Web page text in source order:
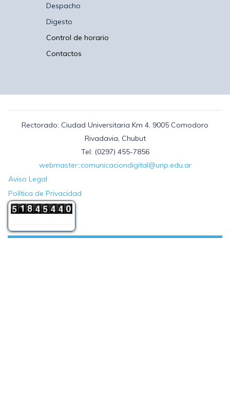
Despacho
Digesto
Control de horario
Contactos
Rectorado: Ciudad Universitaria Km 4, 9005 Comodoro
Rivadavia, Chubut
Tel: (0297) 455-7856
webmaster::comunicaciondigital@unp.edu.ar
Aviso Legal
Política de Privacidad